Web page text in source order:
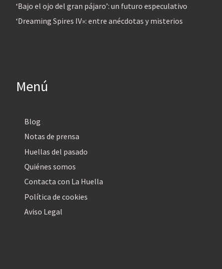
‘Bajo el ojo del gran pájaro’: un futuro especulativo
‘Dreaming Spires IV»: entre anécdotas y misterios
Menú
Blog
Notas de prensa
Huellas del pasado
Quiénes somos
Contacta con La Huella
Política de cookies
Aviso Legal